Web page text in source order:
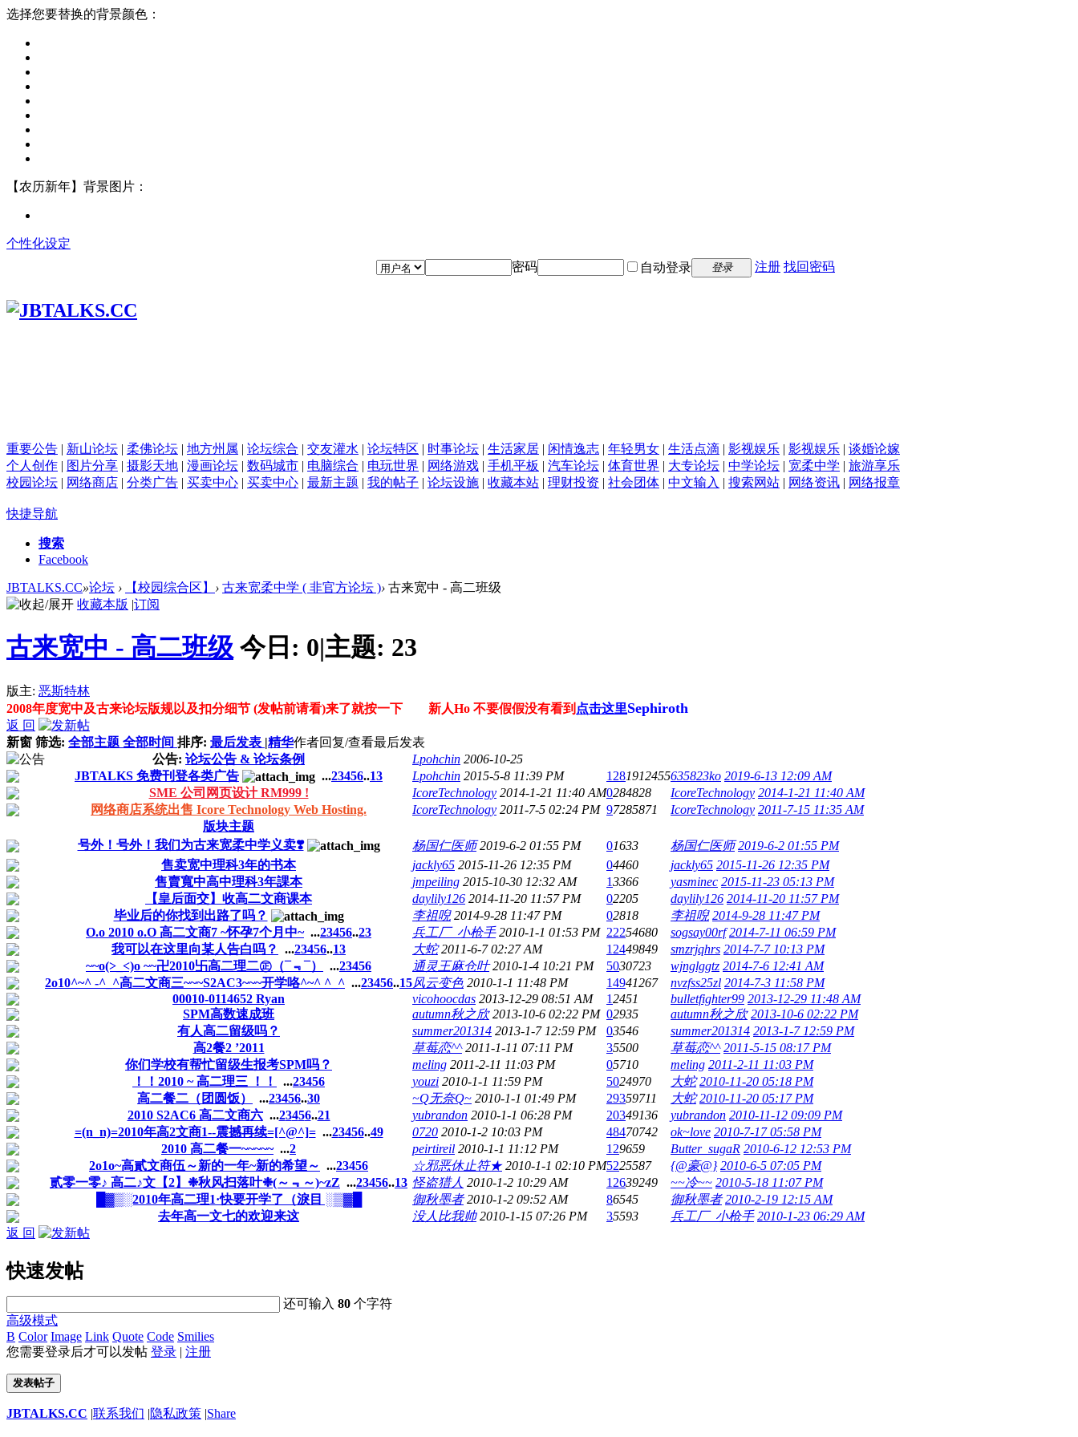
选择您要替换的背景颜色：
【农历新年】背景图片：
个性化设定
密码
自动登录 登录 注册 找回密码
重要公告 | 新山论坛 | 柔佛论坛 | 地方州属 | 论坛综合 | 交友灌水 | 论坛特区 | 时事论坛 | 生活家居 | 闲情逸志 | 年轻男女 | 生活点滴 | 影视娱乐 | 影视娱乐 | 谈婚论嫁
个人创作 | 图片分享 | 摄影天地 | 漫画论坛 | 数码城市 | 电脑综合 | 电玩世界 | 网络游戏 | 手机平板 | 汽车论坛 | 体育世界 | 大专论坛 | 中学论坛 | 宽柔中学 | 旅游享乐
校园论坛 | 网络商店 | 分类广告 | 买卖中心 | 买卖中心 | 最新主题 | 我的帖子 | 论坛设施 | 收藏本站 | 理财投资 | 社会团体 | 中文输入 | 搜索网站 | 网络资讯 | 网络报章
快捷导航
搜索
Facebook
JBTALKS.CC»论坛 › 【校园综合区】 › 古来宽柔中学 ( 非官方论坛 )› 古来宽中 - 高二班级
收藏本版 |订阅
古来宽中 - 高二班级 今日: 0|主题: 23
版主: 恶斯特林
2008年度宽中及古来论坛版规以及扣分细节 (发帖前请看)来了就按一下 新人Ho 不要假假没有看到 点击这里Sephiroth
返 回
新窗 筛选: 全部主题 全部时间 排序: 最后发表 |精华作者回复/查看最后发表
公告: 论坛公告 & 论坛条例 Lpohchin 2006-10-25
JBTALKS 免费刊登各类广告
...23456..13 Lpohchin 2015-5-8 11:39 PM 1281912455635823ko 2019-6-13 12:09 AM
SME 公司网页设计 RM999 !
IcoreTechnology 2014-1-21 11:40 AM0284828 IcoreTechnology 2014-1-21 11:40 AM
网络商店系统出售 Icore Technology Web Hosting.
IcoreTechnology 2011-7-5 02:24 PM 97285871 IcoreTechnology 2011-7-15 11:35 AM
版块主题
号外！号外！我们为古来宽柔中学义卖❣️
杨国仁医师 2019-6-2 01:55 PM 01633 杨国仁医师 2019-6-2 01:55 PM
售卖宽中理科3年的书本
jackly65 2015-11-26 12:35 PM 04460 jackly65 2015-11-26 12:35 PM
售賣寬中高中理科3年課本
jmpeiling 2015-10-30 12:32 AM 13366 yasminec 2015-11-23 05:13 PM
【皇后面交】收高二文商课本
daylily126 2014-11-20 11:57 PM 02205 daylily126 2014-11-20 11:57 PM
毕业后的你找到出路了吗？
李祖唲 2014-9-28 11:47 PM 02818 李祖唲 2014-9-28 11:47 PM
O.o 2010 o.O 高二文商7 ~怀孕7个月中~ ...23456..23 兵工厂_小枪手 2010-1-1 01:53 PM 22254680 sogsay00rf 2014-7-11 06:59 PM
我可以在这里向某人告白吗？
...23456..13 大蛇 2011-6-7 02:27 AM 12449849 smzrjqhrs 2014-7-7 10:13 PM
~~o(>_<)o ~~卍2010卐高二理二㊣（¯﹃¯）
...23456 通灵王麻仓叶 2010-1-4 10:21 PM 5030723 wjnglggtz 2014-7-6 12:41 AM
2o10^~^ -^_^高二文商三~~~S2AC3~~~开学咯^~^ ^_^ ...23456..15风云变色 2010-1-1 11:48 PM 14941267 nvzfss25zl 2014-7-3 11:58 PM
00010-0114652 Ryan
vicohoocdas 2013-12-29 08:51 AM 12451 bulletfighter99 2013-12-29 11:48 AM
SPM高数速成班
autumn秋之欣 2013-10-6 02:22 PM 02935 autumn秋之欣 2013-10-6 02:22 PM
有人高二留级吗？
summer201314 2013-1-7 12:59 PM 03546 summer201314 2013-1-7 12:59 PM
高2餐2 ’2011
草莓恋^^ 2011-1-11 07:11 PM 35500 草莓恋^^ 2011-5-15 08:17 PM
你们学校有帮忙留级生报考SPM吗？
meling 2011-2-11 11:03 PM 05710 meling 2011-2-11 11:03 PM
！！2010 ~ 高二理三 ！！
...23456 youzi 2010-1-1 11:59 PM 5024970 大蛇 2010-11-20 05:18 PM
高二餐二（团圆饭）
...23456..30 ~Q无奈Q~ 2010-1-1 01:49 PM 29359711 大蛇 2010-11-20 05:17 PM
2010 S2AC6 高二文商六 ...23456..21 yubrandon 2010-1-1 06:28 PM 20349136 yubrandon 2010-11-12 09:09 PM
=(n_n)=2010年高2文商1--震撼再续=[^@^]= ...23456..49 0720 2010-1-2 10:03 PM 48470742 ok~love 2010-7-17 05:58 PM
2010 高二餐一~~~~~ ...2 peirtireil 2010-1-1 11:12 PM 129659 Butter_sugaR 2010-6-12 12:53 PM
2o1o~高貳文商伍～新的一年~新的希望～ ...23456 ☆邪恶休止符★ 2010-1-1 02:10 PM5225587 {@豪@} 2010-6-5 07:05 PM
贰零一零♪ 高二♪文【2】❉秋风扫落叶❉(～﹃～)~zZ ...23456..13 怪盗猎人 2010-1-2 10:29 AM 12639249 ~~冷~~ 2010-5-18 11:07 PM
█▓▒░2010年高二理1·快要开学了（淚目 ░▒▓█
御秋墨者 2010-1-2 09:52 AM 86545 御秋墨者 2010-2-19 12:15 AM
去年高一文七的欢迎来这
没人比我帅 2010-1-15 07:26 PM 35593 兵工厂_小枪手 2010-1-23 06:29 AM
返 回
快速发帖
还可输入80 个字符
高级模式
B Color Image Link Quote Code Smilies
您需要登录后才可以发帖 登录 | 注册
发表帖子
JBTALKS.CC |联系我们 |隐私政策 |Share